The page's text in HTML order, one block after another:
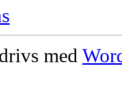
med